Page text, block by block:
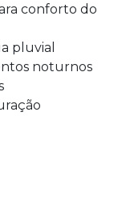
conforto do
pluvial
noturnos